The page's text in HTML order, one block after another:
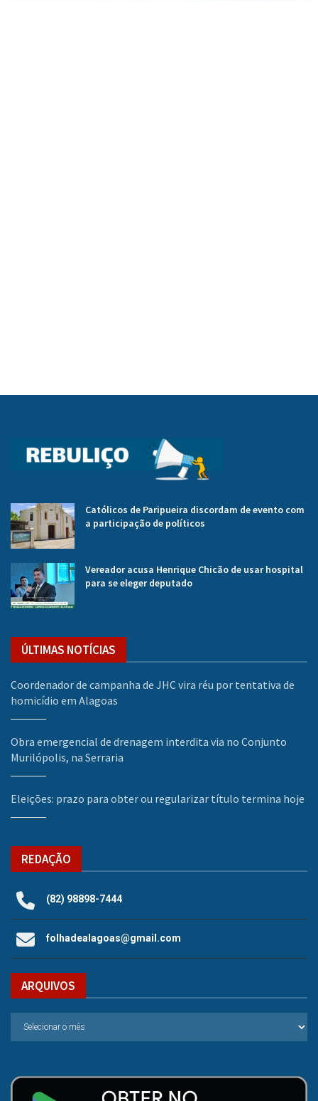
Católicos de Paripueira discordam de evento com
a participação de políticos
Vereador acusa Henrique Chicão de usar hospital
para se eleger deputado
ÚLTIMAS NOTÍCIAS
Coordenador de campanha de JHC vira réu por tentativa de
homicídio em Alagoas
Obra emergencial de drenagem interdita via no Conjunto
Murilópolis, na Serraria
Eleições: prazo para obter ou regularizar título termina hoje
REDAÇÃO
(82) 98898-7444
folhadealagoas@gmail.com
ARQUIVOS